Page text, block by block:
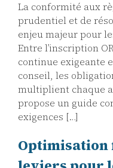
La conformité aux
prudentiel et de
enjeu majeur pour
Entre l’inscription
continue exigeante
conseil, les
multiplient chaque
propose un guide
exigences […]
Optimisation